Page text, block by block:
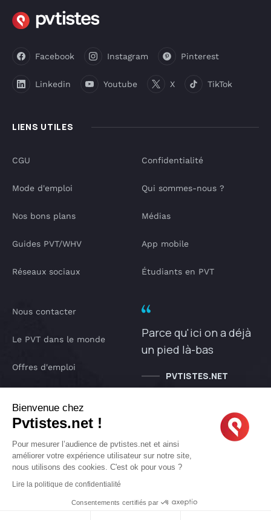
LIENS UTILES
Facebook Instagram Pinterest
Linkedin Youtube X TikTok
CGU
Mode d'emploi
Nos bons plans
Guides PVT/WHV
Réseaux sociaux
Confidentialité
Qui sommes-nous ?
Médias
App mobile
Étudiants en PVT
Nous contacter
Le PVT dans le monde
Offres d'emploi
IA pvtistes
Parce qu'ici on a déjà
un pied là-bas
PVTISTES.NET
Copyright © 2005-2026 pvtistes.net
Bienvenue chez
Pvtistes.net !
Pour mesurer l’audience de pvtistes.net et ainsi
améliorer votre expérience utilisateur sur notre site,
nous utilisons des cookies. C'est ok pour vous ?
Lire la politique de confidentialité
Consentements certifiés par